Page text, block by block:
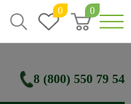
0 0
8 (800) 550 79 54